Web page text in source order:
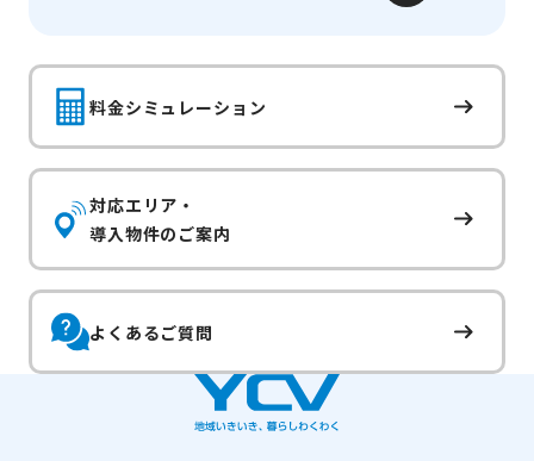
料金シミュレーション
対応エリア・
導入物件のご案内
よくあるご質問